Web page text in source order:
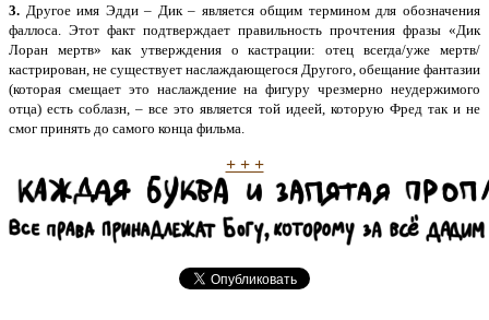
3. Другое имя Эдди – Дик – является общим термином для обозначения
фаллоса. Этот факт подтверждает правильность прочтения фразы «Дик
Лоран мертв» как утверждения о кастрации: отец всегда/уже мертв/
кастрирован, не существует наслаждающегося Другого, обещание фантазии
(которая смещает это наслаждение на фигуру чрезмерно неудержимого
отца) есть соблазн, – все это является той идеей, которую Фред так и не
смог принять до самого конца фильма.
+ + +